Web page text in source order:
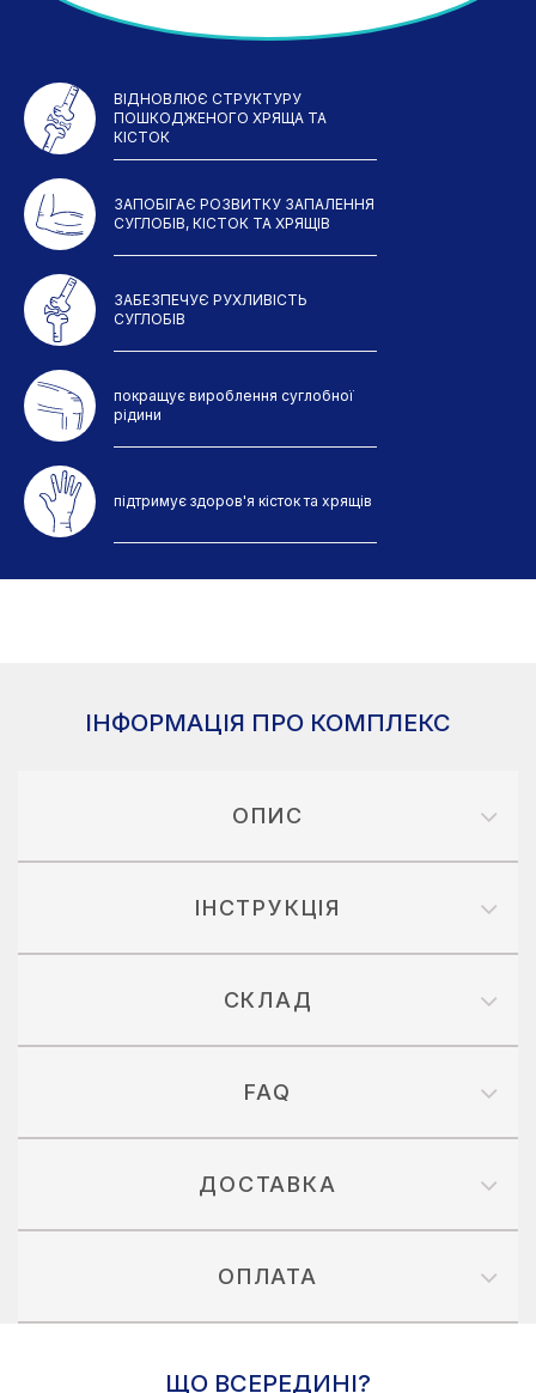
ВІДНОВЛЮЄ СТРУКТУРУ
ПОШКОДЖЕНОГО ХРЯЩА ТА
КІСТОК
ЗАПОБІГАЄ РОЗВИТКУ ЗАПАЛЕННЯ
СУГЛОБІВ, КІСТОК ТА ХРЯЩІВ
ЗАБЕЗПЕЧУЄ РУХЛИВІСТЬ
СУГЛОБІВ
покращує вироблення суглобної
рідини
підтримує здоров'я кісток та хрящів
ІНФОРМАЦІЯ ПРО КОМПЛЕКС
ОПИС
ІНСТРУКЦІЯ
СКЛАД
FAQ
ДОСТАВКА
ОПЛАТА
ЩО ВСЕРЕДИНІ?